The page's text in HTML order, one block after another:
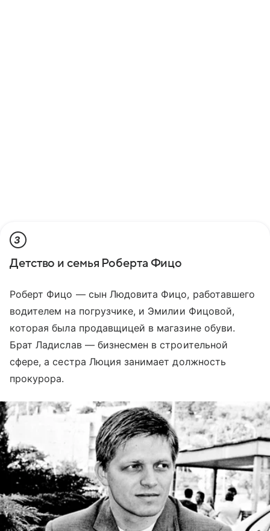
3
Детство и семья Роберта Фицо
Роберт Фицо — сын Людовита Фицо, работавшего
водителем на погрузчике, и Эмилии Фицовой,
которая была продавщицей в магазине обуви.
Брат Ладислав — бизнесмен в строительной
сфере, а сестра Люция занимает должность
прокурора.